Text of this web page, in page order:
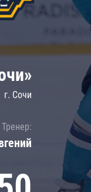
Локомотив
ЦСКА
Шанхайские Драконы
г. Сочи
Тренер: